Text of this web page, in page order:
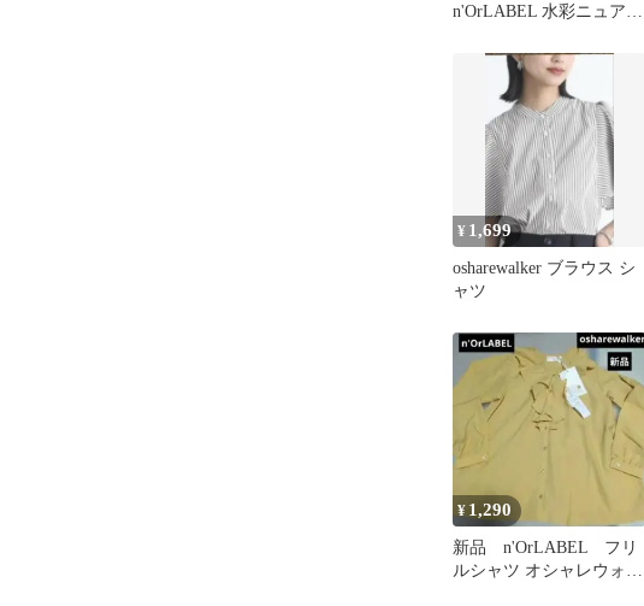
n'OrLABEL 水彩ニュアン
¥ 1,699
osharewalker ブラウス シ
ャツ
¥ 1,290
新品 n'OrLABEL フリ
ルシャツ オシャレウォー